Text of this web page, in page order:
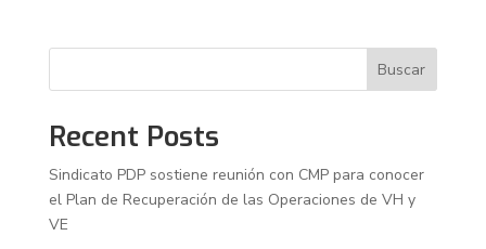
Buscar
Recent Posts
Sindicato PDP sostiene reunión con CMP para conocer
el Plan de Recuperación de las Operaciones de VH y
VE